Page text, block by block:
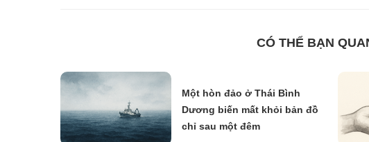
CÓ THỂ BẠN
Một hòn đảo ở Thái Bình
Dương biến mất khỏi bản đồ
chỉ sau một đêm